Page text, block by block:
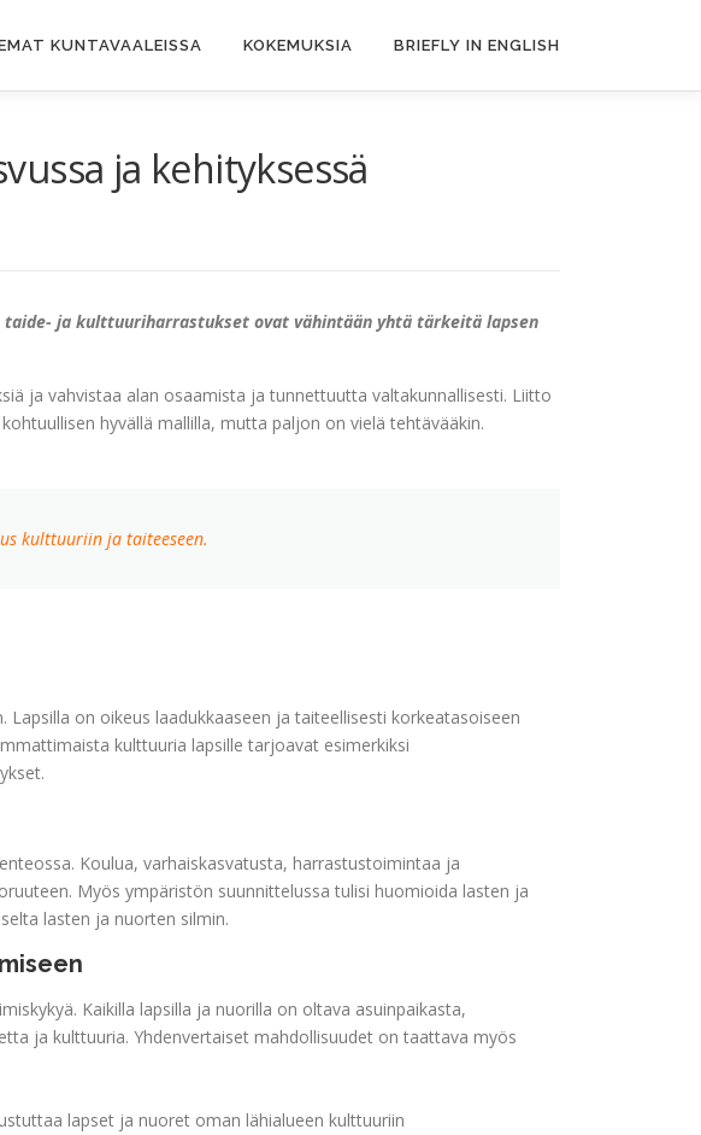
KUNTAVAALEISSA KOKEMUKSIA BRIEFLY IN ENGLISH
ja kehityksessä
ja kulttuuriharrastukset ovat vähintään yhtä tärkeitä lapsen
ja vahvistaa alan osaamista ja tunnettuutta valtakunnallisesti. Liitto
hyvällä mallilla, mutta paljon on vielä tehtävääkin.
kulttuuriin ja taiteeseen.
on oikeus laadukkaaseen ja taiteellisesti korkeatasoiseen
kulttuuria lapsille tarjoavat esimerkiksi
Koulua, varhaiskasvatusta, harrastustoimintaa ja
Myös ympäristön suunnittelussa tulisi huomioida lasten ja
lasten ja nuorten silmin.
Kaikilla lapsilla ja nuorilla on oltava asuinpaikasta,
ja kulttuuria. Yhdenvertaiset mahdollisuudet on taattava myös
lapset ja nuoret oman lähialueen kulttuuriin